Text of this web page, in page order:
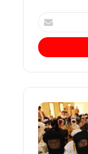
Entrez
votre
adresse
Email